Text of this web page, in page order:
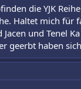
die YJK
Haltet mich
und Tenel
geerbt haben